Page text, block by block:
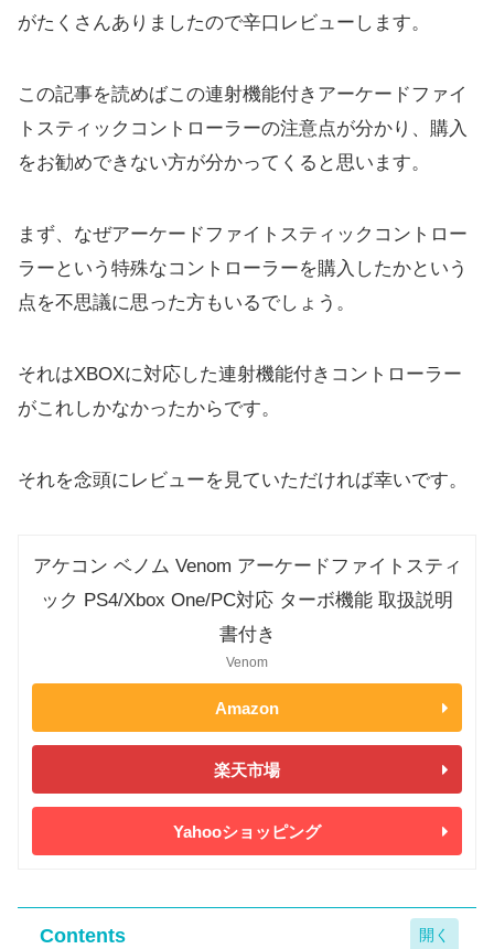
がたくさんありましたので辛口レビューします。
この記事を読めばこの連射機能付きアーケードファイ
トスティックコントローラーの注意点が分かり、購入
をお勧めできない方が分かってくると思います。
まず、なぜアーケードファイトスティックコントロー
ラーという特殊なコントローラーを購入したかという
点を不思議に思った方もいるでしょう。
それはXBOXに対応した連射機能付きコントローラー
がこれしかなかったからです。
それを念頭にレビューを見ていただければ幸いです。
アケコン ベノム Venom アーケードファイトスティ
ック PS4/Xbox One/PC対応 ターボ機能 取扱説明
書付き
Venom
Amazon
楽天市場
Yahooショッピング
Contents